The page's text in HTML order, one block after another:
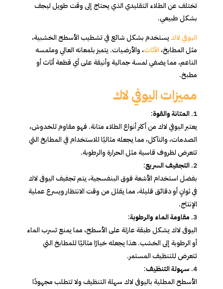
تختلف عن الطلاء التقليدي الذي يحتاج إلى وقت طويل ليجف
بشكل طبيعي.
اليوفي لاك يستخدم بشكل شائع في تشطيب الأسطح الخشبية،
مثل المطابخ، الأثاث، والأرضيات. يتميز بلمعانه العالي وملمسه
الناعم، مما يضفي لمسة جمالية وأنيقة على أي قطعة أثاث أو
مطبخ.
مميزات اليوفي لاك
المتانة والقوة:
يعتبر اليوفي لاك من أكثر أنواع الطلاء متانة. فهو مقاوم للخدوش،
الصدمات، والتآكل، مما يجعله مثاليًا للاستخدام في المطابخ التي
تتعرض لظروف قاسية مثل الحرارة والرطوبة.
التجفيف السريع:
بفضل استخدام الأشعة فوق البنفسجية، يتم تجفيف اليوفى لاك
في ثوانٍ أو دقائق قليلة، مما يقلل من وقت الانتظار ويسرع عملية
الإنتاج.
مقاومة الماء والرطوبة:
اليوفى لاك يشكل طبقة عازلة على الأسطح، مما يمنع تسرب الماء
أو الرطوبة إلى الخشب. هذا يجعله خيارًا مثاليًا للمطابخ التي
تتعرض للتنظيف المستمر.
سهولة التنظيف:
الأسطح المطلية باليوفى لاك سهلة التنظيف ولا تتطلب مجهودًا